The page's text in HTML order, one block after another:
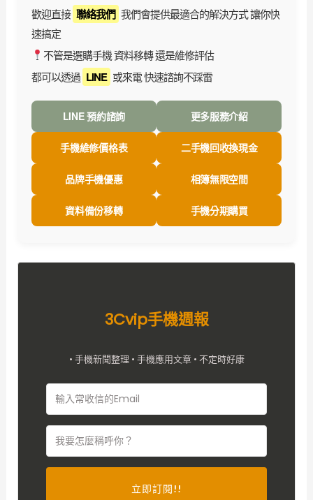
歡迎直接 聯絡我們 我們會提供最適合的解決方式 讓你快
速搞定
不管是選購手機 資料移轉 還是維修評估
都可以透過 LINE 或來電 快速諮詢不踩雷
LINE 預約諮詢 更多服務介紹
手機維修價格表 二手機回收換現金
品牌手機優惠 相簿無限空間
資料備份移轉 手機分期購買
3Cvip手機週報
• 手機新聞整理 • 手機應用文章 • 不定時好康
立即訂閱!!